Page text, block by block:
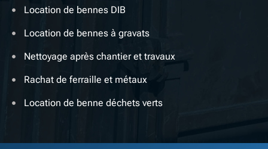
Location de bennes DIB
Location de bennes à gravats
Nettoyage après chantier et travaux
Rachat de ferraille et métaux
Location de benne déchets verts